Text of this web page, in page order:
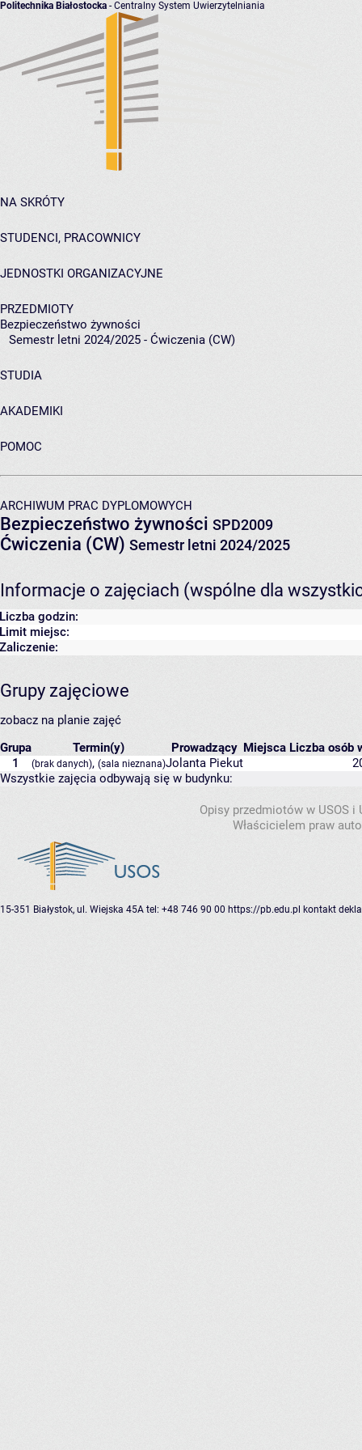
Politechnika Białostocka - Centralny System Uwierzytelniania
NA SKRÓTY
STUDENCI, PRACOWNICY
JEDNOSTKI ORGANIZACYJNE
PRZEDMIOTY
Bezpieczeństwo żywności
Semestr letni 2024/2025 - Ćwiczenia (CW)
STUDIA
AKADEMIKI
POMOC
ARCHIWUM PRAC DYPLOMOWYCH
Bezpieczeństwo żywności SPD2009
Ćwiczenia (CW) Semestr letni 2024/2025
Informacje o zajęciach (wspólne dla
Liczba godzin:
Limit miejsc:
Zaliczenie:
Grupy zajęciowe
zobacz na planie zajęć
Grupa
Termin(y) Prowadzący Miejsca Liczba osób
1
(brak danych), (sala nieznana)Jolanta Piekut
Wszystkie zajęcia odbywają się w budynku:
Opisy przedmiotów w USOS
Właścicielem praw
15-351 Białystok, ul. Wiejska 45A tel: +48 746 90 00 https://pb.edu.pl kontakt